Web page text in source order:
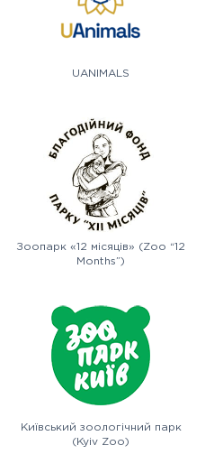
UANIMALS
Зоопарк «12 місяців» (Zoo “12
Months”)
Київський зоологічний парк
(Kyiv Zoo)